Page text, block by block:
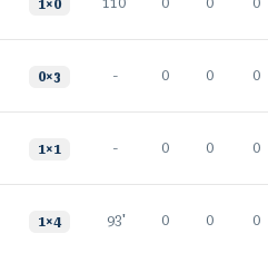
1×0 110' 0 0 0
0×3 - 0 0 0
1×1 - 0 0 0
1×4 93' 0 0 0